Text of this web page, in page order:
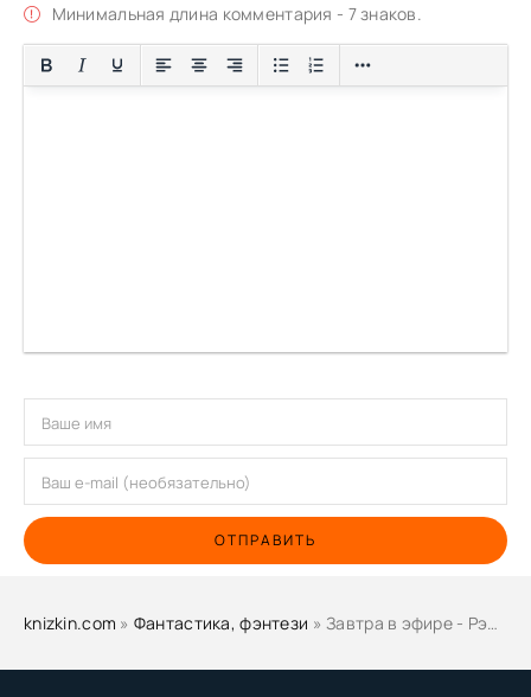
Минимальная длина комментария - 7 знаков.
ОТПРАВИТЬ
knizkin.com » Фантастика, фэнтези » Завтра в эфире - Рэнди Доун